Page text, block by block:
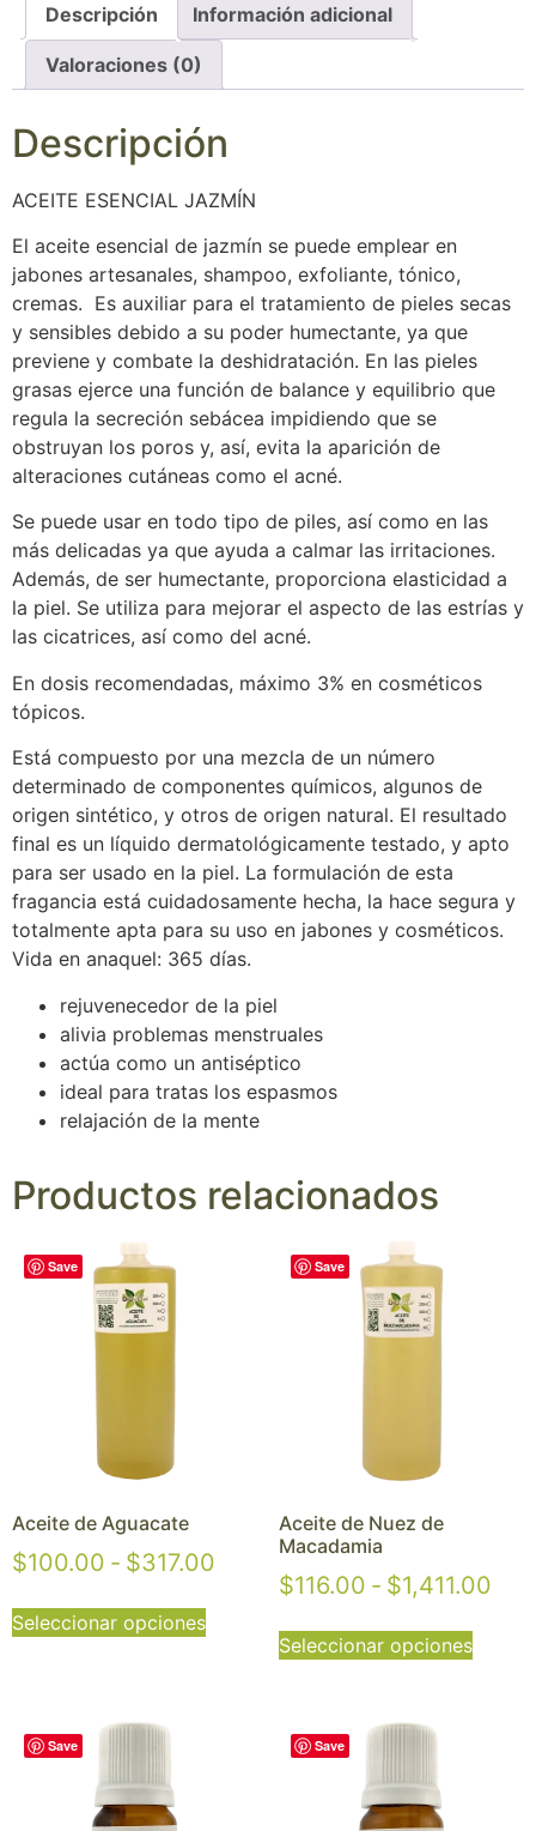
Descripción Información adicional
Valoraciones (0)
Descripción
ACEITE ESENCIAL JAZMÍN
El aceite esencial de jazmín se puede emplear en
jabones artesanales, shampoo, exfoliante, tónico,
cremas. Es auxiliar para el tratamiento de pieles secas
y sensibles debido a su poder humectante, ya que
previene y combate la deshidratación. En las pieles
grasas ejerce una función de balance y equilibrio que
regula la secreción sebácea impidiendo que se
obstruyan los poros y, así, evita la aparición de
alteraciones cutáneas como el acné.
Se puede usar en todo tipo de piles, así como en las
más delicadas ya que ayuda a calmar las irritaciones.
Además, de ser humectante, proporciona elasticidad a
la piel. Se utiliza para mejorar el aspecto de las estrías y
las cicatrices, así como del acné.
En dosis recomendadas, máximo 3% en cosméticos
tópicos.
Está compuesto por una mezcla de un número
determinado de componentes químicos, algunos de
origen sintético, y otros de origen natural. El resultado
final es un líquido dermatológicamente testado, y apto
para ser usado en la piel. La formulación de esta
fragancia está cuidadosamente hecha, la hace segura y
totalmente apta para su uso en jabones y cosméticos.
Vida en anaquel: 365 días.
rejuvenecedor de la piel
alivia problemas menstruales
actúa como un antiséptico
ideal para tratas los espasmos
relajación de la mente
Productos relacionados
Save
Aceite de Aguacate
$100.00 - $317.00
Seleccionar opciones
Save
Aceite de Nuez de
Macadamia
$116.00 - $1,411.00
Seleccionar opciones
Save Save